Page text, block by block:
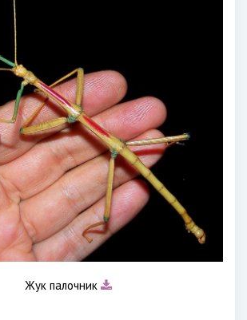
Жук палочник